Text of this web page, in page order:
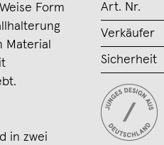
Form
in zwei
Art. Nr.
Verkäufer
Sicherheit